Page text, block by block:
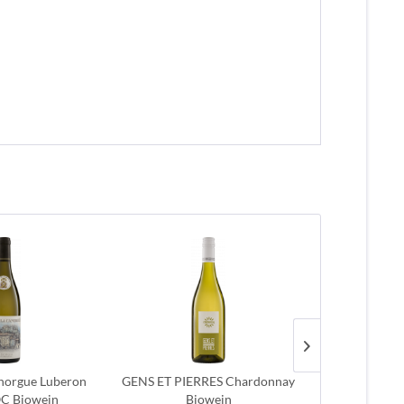
Luberon
Biowein
GENS ET PIERRES Chardonnay
Biowein